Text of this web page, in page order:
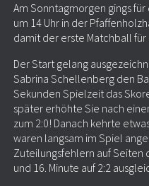
Am Sonntagmorgen gings
um 14 Uhr in der
damit der erste Matchball
Der Start gelang
Sabrina Schellenberg den
Sekunden Spielzeit das
später erhöhte Sie nach
zum 2:0! Danach kehrte
waren langsam im Spiel
Zuteilungsfehlern auf Seiten
und 16. Minute auf 2:2